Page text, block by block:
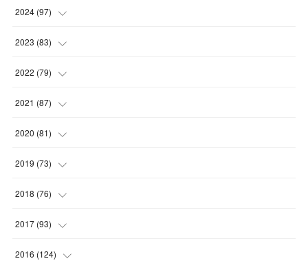
(4
(5
(4
(5
(6
(6
(6
2024 (97)
(5
(7
(7
(8
2023 (83)
(6
(7
(7
(9
2022 (79)
(4
(8
(10
(7
2021 (87)
(12 )
(9
(11
(1
2020 (81)
(10 )
(11 )
(8
(7)
2019 (73)
(4
(6
(4)
2018 (76)
(9
(3)
2017 (93)
(7)
2016 (124)